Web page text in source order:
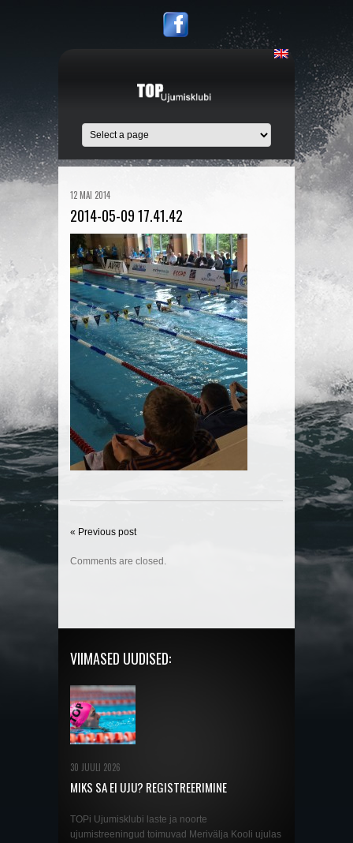
12 MAI 2014
2014-05-09 17.41.42
« Previous post
Comments are closed.
VIIMASED UUDISED:
30 JUULI 2026
MIKS SA EI UJU? REGISTREERIMINE
JA TREENINGRÜHMADESSE ON AVATUD!
TOPi Ujumisklubi laste ja noorte
ujumistreeningud toimuvad Merivälja Kooli ujulas